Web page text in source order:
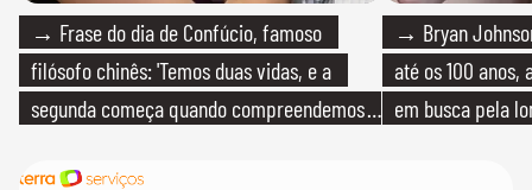
→ Frase do dia de Confúcio, famoso
filósofo chinês: 'Temos duas vidas, e a
segunda começa quando compreendemos
→ Bryan
até os 100
em busca pela